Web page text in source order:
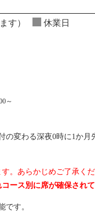
す） 休業日
～
変わる深夜0時に1か月
。あらかじめご了承くだ
ース別に席が確保され
です。